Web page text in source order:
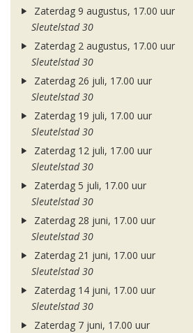
Zaterdag 9 augustus, 17.00 uur
Sleutelstad 30
Zaterdag 2 augustus, 17.00 uur
Sleutelstad 30
Zaterdag 26 juli, 17.00 uur
Sleutelstad 30
Zaterdag 19 juli, 17.00 uur
Sleutelstad 30
Zaterdag 12 juli, 17.00 uur
Sleutelstad 30
Zaterdag 5 juli, 17.00 uur
Sleutelstad 30
Zaterdag 28 juni, 17.00 uur
Sleutelstad 30
Zaterdag 21 juni, 17.00 uur
Sleutelstad 30
Zaterdag 14 juni, 17.00 uur
Sleutelstad 30
Zaterdag 7 juni, 17.00 uur